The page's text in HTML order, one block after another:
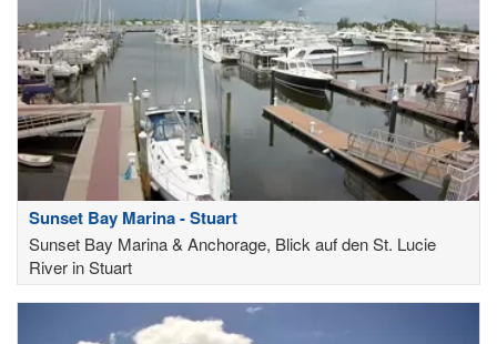
Sunset Bay Marina - Stuart
Sunset Bay Marina & Anchorage, Blick auf den St. Lucie
River in Stuart